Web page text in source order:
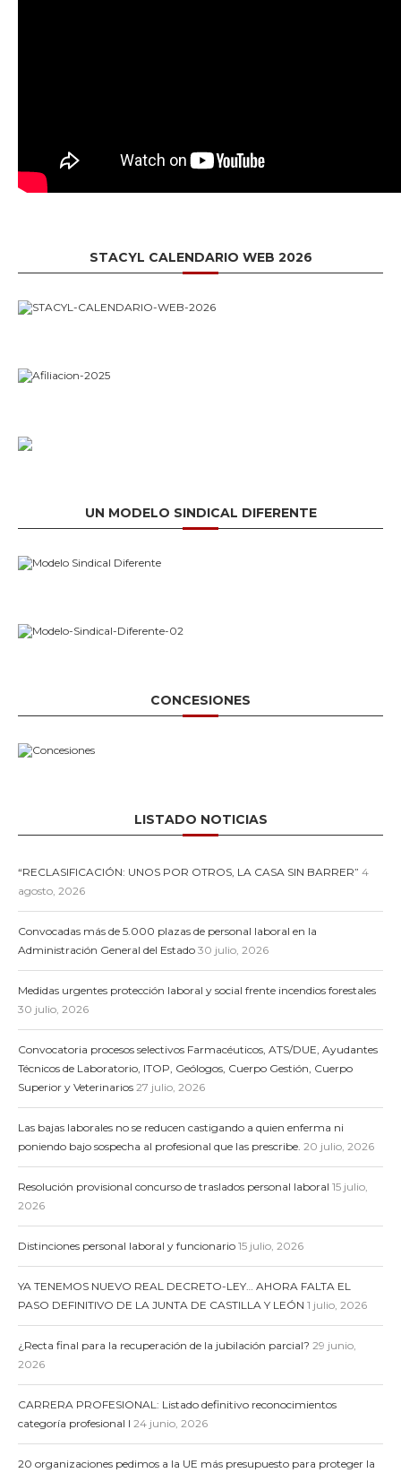
STACYL CALENDARIO WEB 2026
UN MODELO SINDICAL DIFERENTE
CONCESIONES
LISTADO NOTICIAS
“RECLASIFICACIÓN: UNOS POR OTROS, LA CASA SIN BARRER” 4
agosto, 2026
Convocadas más de 5.000 plazas de personal laboral en la
Administración General del Estado 30 julio, 2026
Medidas urgentes protección laboral y social frente incendios forestales
30 julio, 2026
Convocatoria procesos selectivos Farmacéuticos, ATS/DUE, Ayudantes
Técnicos de Laboratorio, ITOP, Geólogos, Cuerpo Gestión, Cuerpo
Superior y Veterinarios 27 julio, 2026
Las bajas laborales no se reducen castigando a quien enferma ni
poniendo bajo sospecha al profesional que las prescribe. 20 julio, 2026
Resolución provisional concurso de traslados personal laboral 15 julio,
2026
Distinciones personal laboral y funcionario 15 julio, 2026
YA TENEMOS NUEVO REAL DECRETO-LEY… AHORA FALTA EL
PASO DEFINITIVO DE LA JUNTA DE CASTILLA Y LEÓN 1 julio, 2026
¿Recta final para la recuperación de la jubilación parcial? 29 junio,
2026
CARRERA PROFESIONAL: Listado definitivo reconocimientos
categoría profesional I 24 junio, 2026
20 organizaciones pedimos a la UE más presupuesto para proteger la